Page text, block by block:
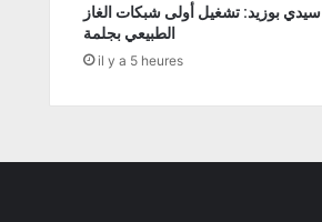
سيدي بوزيد: تشغيل أولى شبكات الغاز
الطبيعي بجلمة
il y a 5 heures